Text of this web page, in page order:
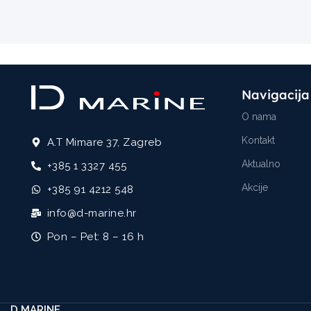
A.T Mimare 37, Zagreb
+385 1 3327 455
+385 91 4212 548
info@d-marine.hr
Pon – Pet: 8 – 16 h
Navigacija
O nama
Kontakt
Aktualno
Akcije